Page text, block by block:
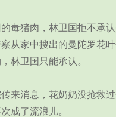
猪肉，林卫国拒不承认
从家中搜出的曼陀罗花
林卫国只能承认。
消息，花奶奶没抢救过
成了流浪儿。